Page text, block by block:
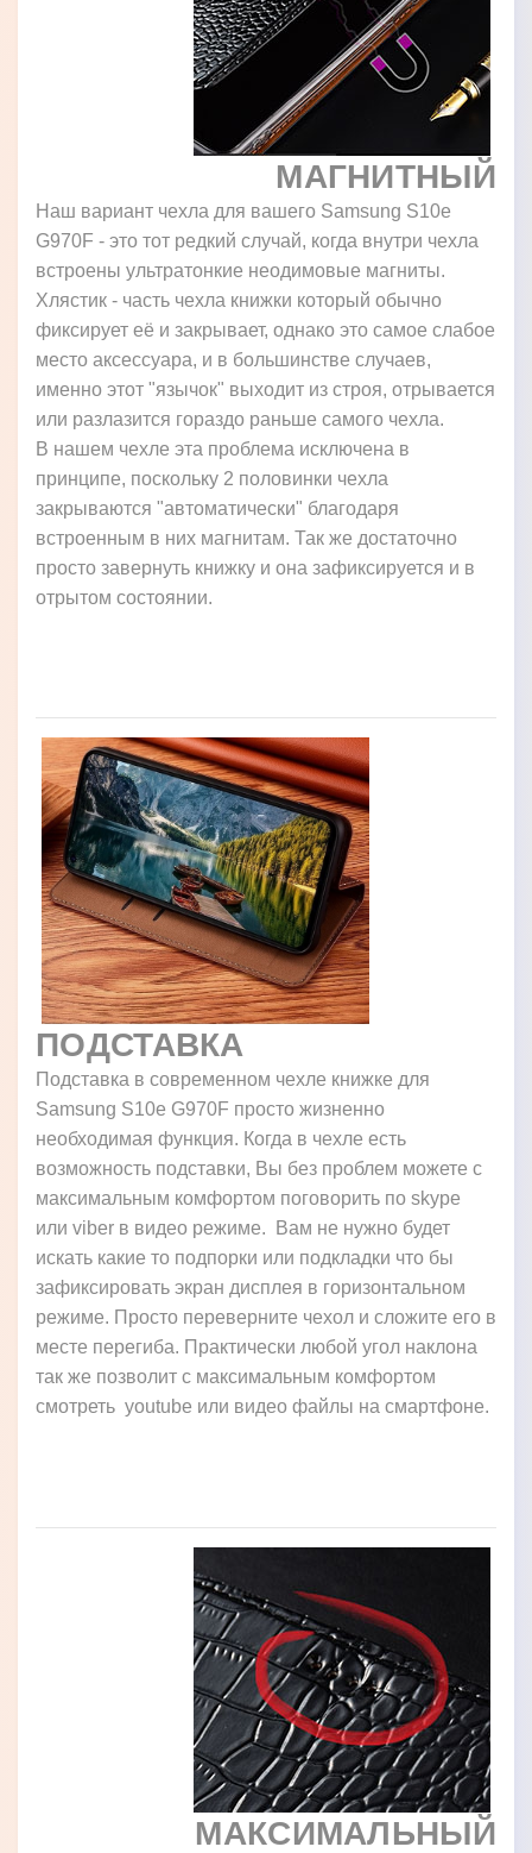
МАГНИТНЫЙ
Наш вариант чехла для вашего Samsung S10e
G970F - это тот редкий случай, когда внутри чехла
встроены ультратонкие неодимовые магниты.
Хлястик - часть чехла книжки который обычно
фиксирует её и закрывает, однако это самое слабое
место аксессуара, и в большинстве случаев,
именно этот "язычок" выходит из строя, отрывается
или разлазится гораздо раньше самого чехла.
В нашем чехле эта проблема исключена в
принципе, поскольку 2 половинки чехла
закрываются "автоматически" благодаря
встроенным в них магнитам. Так же достаточно
просто завернуть книжку и она зафиксируется и в
отрытом состоянии.
ПОДСТАВКА
Подставка в современном чехле книжке для
Samsung S10e G970F просто жизненно
необходимая функция. Когда в чехле есть
возможность подставки, Вы без проблем можете с
максимальным комфортом поговорить по skype
или viber в видео режиме. Вам не нужно будет
искать какие то подпорки или подкладки что бы
зафиксировать экран дисплея в горизонтальном
режиме. Просто переверните чехол и сложите его в
месте перегиба. Практически любой угол наклона
так же позволит с максимальным комфортом
смотреть youtube или видео файлы на смартфоне.
МАКСИМАЛЬНЫЙ